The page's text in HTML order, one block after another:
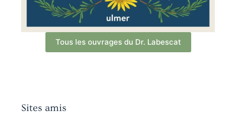
Tous les ouvrages du Dr. Labescat
Sites amis